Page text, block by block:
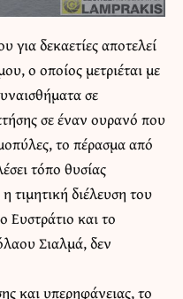
δεκαετίες αποτελεί
ο οποίος μετριέται με
σε
σε έναν ουρανό που
το πέρασμα από
τόπο θυσίας
διέλευση του
και το
Σιαλμά, δεν
και υπερηφάνειας, το